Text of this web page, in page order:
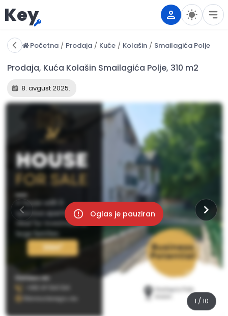
Key
Početna / Prodaja / Kuće / Kolašin / Smailagića Polje
8. avgust 2025.
Oglas je pauziran
1 / 10